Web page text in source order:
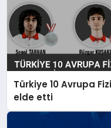
Türkiye 10 Avrupa
elde etti